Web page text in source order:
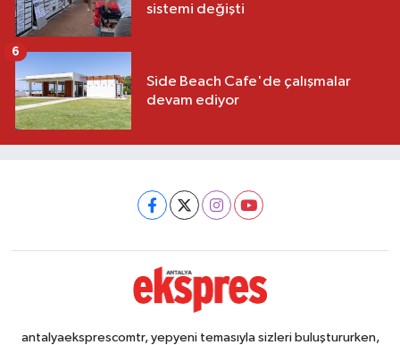
sistemi değişti
Side Beach Cafe'de çalışmalar
devam ediyor
6
antalyaeksprescomtr, yepyeni temasıyla sizleri buluştururken,